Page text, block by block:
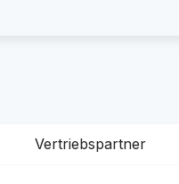
Vertriebspartner